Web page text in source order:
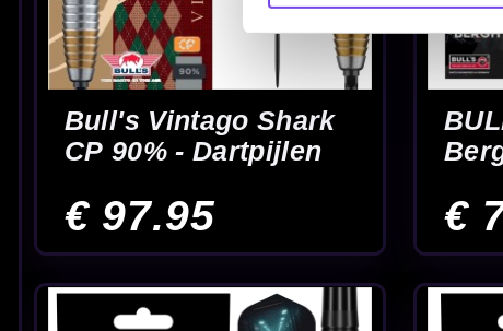
Bullet Ranger 90% -
Dartpijlen
€ 69.95
Bullet Shadow 90% -
Dartpijlen
€ 59.95